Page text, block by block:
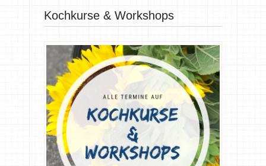
Kochkurse & Workshops